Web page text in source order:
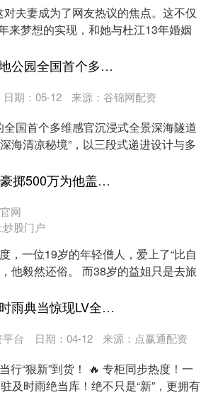
夫妻成为了网友热议的焦点。这不仅
来梦想的实现，和她与杜江13年婚姻
贝贝查 看水母、探深海！哈尔滨极地公园全国首个多维感官沉浸式全景深海隧道启幕_游客_冰城_海底
日期：05-12 来源：谷锦网配资
国首个多维感官沉浸式全景深海隧道
海清凉秘境”，以三段式递进设计与多
盈胜优配 北京大姐爱上19岁僧人，豪掷500万为他盖寺庙生女儿，现在后悔吗_益姐_爱情_婚姻
网
股门户
，一位19岁的年轻僧人，爱上了“比自
他毅然还俗。 而38岁的益姐只是去旅
美林资管 成都典当行上新速报！及时雨典当惊现LV全新男士手拿包，25年6月超鲜小票+盒证全！_专柜_凭证_发票
日期：04-12 来源：点赢通配资
台
行“狠新”到货！ 🔥 专柜同步热度！一
及时雨绝当库！绝不只是“新”，更拥有